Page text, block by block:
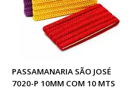
PASSAMANARIA SÃO JOSÉ
7020-P 10MM COM 10 MTS